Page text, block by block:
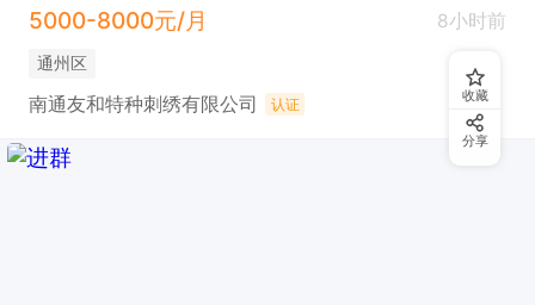
5000-8000元/月
8小时前
通州区
南通友和特种刺绣有限公司 认证 收藏
分享